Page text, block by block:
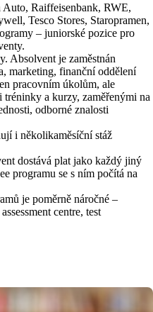
Raiffeisenbank, RWE,
Tesco Stores, Staropramen,
– juniorské pozice pro
Absolvent je zaměstnán
marketing, finanční oddělení
pracovním úkolům, ale
a kurzy, zaměřenými na
odborné znalosti
i několikaměsíční stáž
dostává plat jako každý jiný
programu se s ním počítá na
je poměrně náročné –
centre, test